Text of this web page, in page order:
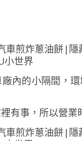
廠內的小隔間，
有事，所以營